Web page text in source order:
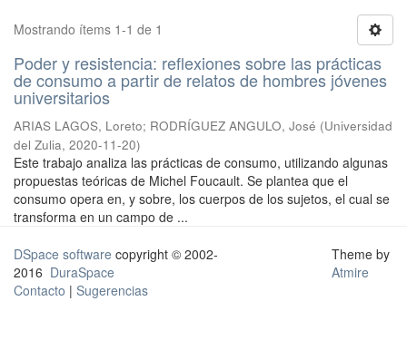
Mostrando ítems 1-1 de 1
Poder y resistencia: reflexiones sobre las prácticas
de consumo a partir de relatos de hombres jóvenes
universitarios
ARIAS LAGOS, Loreto; RODRÍGUEZ ANGULO, José (Universidad
del Zulia, 2020-11-20)
Este trabajo analiza las prácticas de consumo, utilizando algunas
propuestas teóricas de Michel Foucault. Se plantea que el
consumo opera en, y sobre, los cuerpos de los sujetos, el cual se
transforma en un campo de ...
DSpace software copyright © 2002-
2016 DuraSpace
Contacto | Sugerencias
Theme by
Atmire